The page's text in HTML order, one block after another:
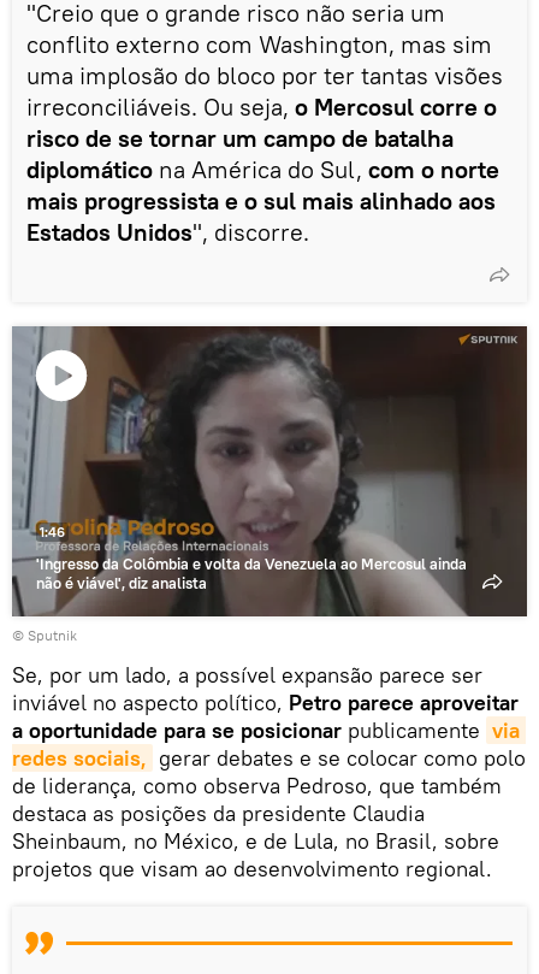
"Creio que o grande risco não seria um
conflito externo com Washington, mas sim
uma implosão do bloco por ter tantas visões
irreconciliáveis. Ou seja, o Mercosul corre o
risco de se tornar um campo de batalha
diplomático na América do Sul, com o norte
mais progressista e o sul mais alinhado aos
Estados Unidos", discorre.
Reproduzir
'Ingresso da Colômbia e volta da Venezuela ao Mercosul ainda
não é viável', diz analista
1:46
© Sputnik
Se, por um lado, a possível expansão parece ser
inviável no aspecto político, Petro parece aproveitar
a oportunidade para se posicionar publicamente via
redes sociais, gerar debates e se colocar como polo
de liderança, como observa Pedroso, que também
destaca as posições da presidente Claudia
Sheinbaum, no México, e de Lula, no Brasil, sobre
projetos que visam ao desenvolvimento regional.